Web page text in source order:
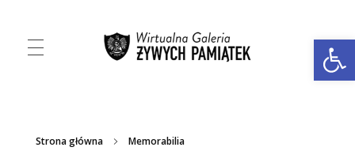
Strona główna Memorabilia